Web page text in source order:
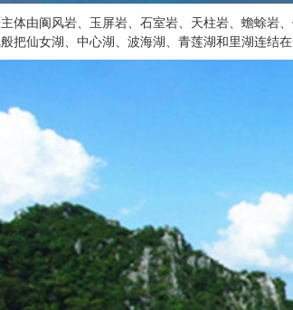
体由阆风岩、玉屏岩、石室岩、天柱岩、蟾蜍岩
把仙女湖、中心湖、波海湖、青莲湖和里湖连结